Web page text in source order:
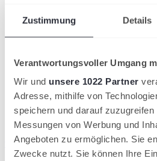
Zustimmung Details
Verantwortungsvoller Umgang
Wir und unsere 1022 Partner
Adresse, mithilfe von
speichern und darauf
Messungen von Werbung und
Angeboten zu ermöglichen. Sie
Zwecke nutzt. Sie können Ihre
wird in einer neuen Registerkarte